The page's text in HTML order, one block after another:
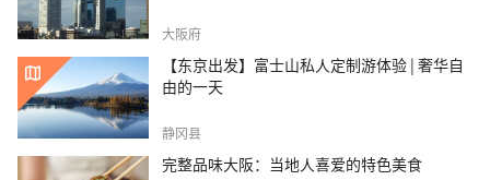
大阪府
【东京出发】富士山私人定制游体验 | 奢华自
由的一天
静冈县
完整品味大阪：当地人喜爱的特色美食